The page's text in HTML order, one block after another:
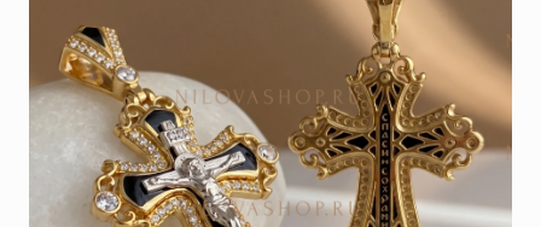
Кольца
Настольные
иконы
Нательные
крестики
Нательные
иконы
Образки
именные
Подвески